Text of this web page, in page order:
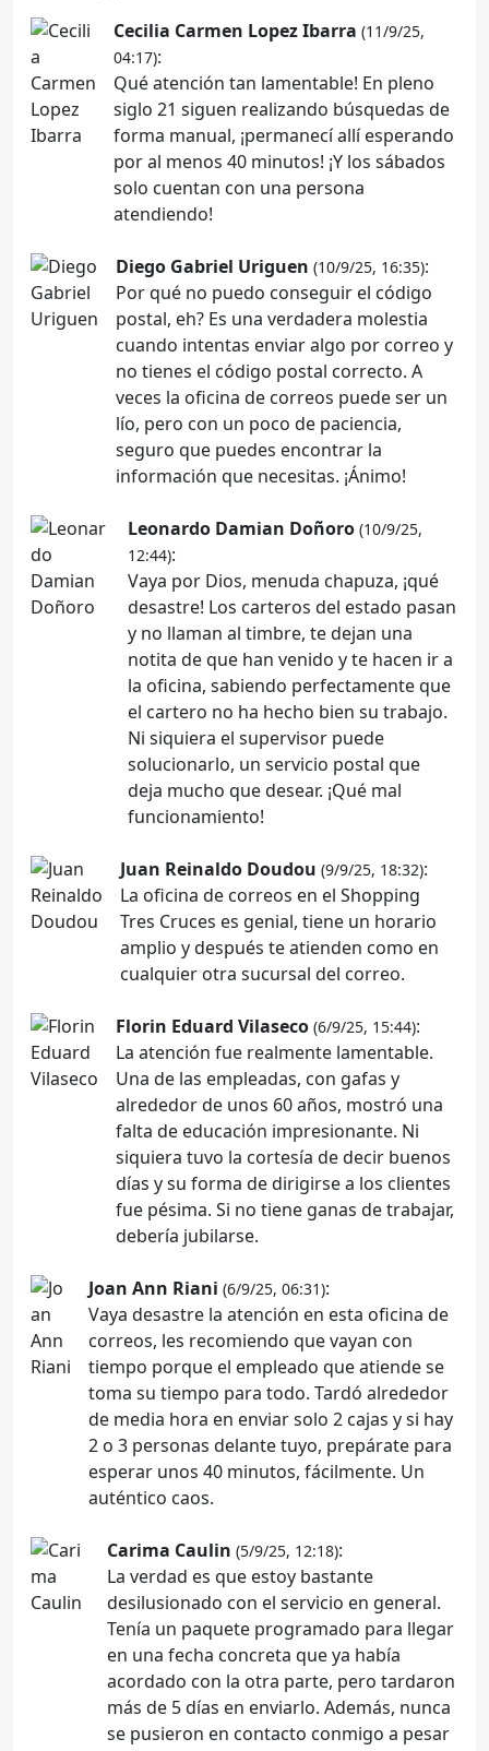
Cecilia Carmen Lopez Ibarra (11/9/25,
04:17):
Qué atención tan lamentable! En pleno
siglo 21 siguen realizando búsquedas de
forma manual, ¡permanecí allí esperando
por al menos 40 minutos! ¡Y los sábados
solo cuentan con una persona
atendiendo!
Diego Gabriel Uriguen (10/9/25, 16:35):
Por qué no puedo conseguir el código
postal, eh? Es una verdadera molestia
cuando intentas enviar algo por correo y
no tienes el código postal correcto. A
veces la oficina de correos puede ser un
lío, pero con un poco de paciencia,
seguro que puedes encontrar la
información que necesitas. ¡Ánimo!
Leonardo Damian Doñoro (10/9/25,
12:44):
Vaya por Dios, menuda chapuza, ¡qué
desastre! Los carteros del estado pasan
y no llaman al timbre, te dejan una
notita de que han venido y te hacen ir a
la oficina, sabiendo perfectamente que
el cartero no ha hecho bien su trabajo.
Ni siquiera el supervisor puede
solucionarlo, un servicio postal que
deja mucho que desear. ¡Qué mal
funcionamiento!
Juan Reinaldo Doudou (9/9/25, 18:32):
La oficina de correos en el Shopping
Tres Cruces es genial, tiene un horario
amplio y después te atienden como en
cualquier otra sucursal del correo.
Florin Eduard Vilaseco (6/9/25, 15:44):
La atención fue realmente lamentable.
Una de las empleadas, con gafas y
alrededor de unos 60 años, mostró una
falta de educación impresionante. Ni
siquiera tuvo la cortesía de decir buenos
días y su forma de dirigirse a los clientes
fue pésima. Si no tiene ganas de trabajar,
debería jubilarse.
Joan Ann Riani (6/9/25, 06:31):
Vaya desastre la atención en esta oficina de
correos, les recomiendo que vayan con
tiempo porque el empleado que atiende se
toma su tiempo para todo. Tardó alrededor
de media hora en enviar solo 2 cajas y si hay
2 o 3 personas delante tuyo, prepárate para
esperar unos 40 minutos, fácilmente. Un
auténtico caos.
Carima Caulin (5/9/25, 12:18):
La verdad es que estoy bastante
desilusionado con el servicio en general.
Tenía un paquete programado para llegar
en una fecha concreta que ya había
acordado con la otra parte, pero tardaron
más de 5 días en enviarlo. Además, nunca
se pusieron en contacto conmigo a pesar